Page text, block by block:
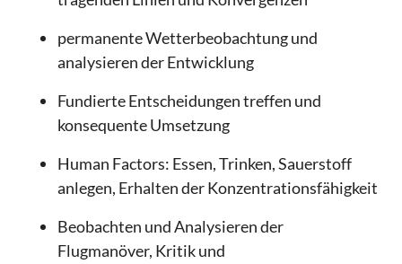
permanente Wetterbeobachtung und
analysieren der Entwicklung
Fundierte Entscheidungen treffen und
konsequente Umsetzung
Human Factors: Essen, Trinken, Sauerstoff
anlegen, Erhalten der Konzentrationsfähigkeit
Beobachten und Analysieren der
Flugmanöver, Kritik und